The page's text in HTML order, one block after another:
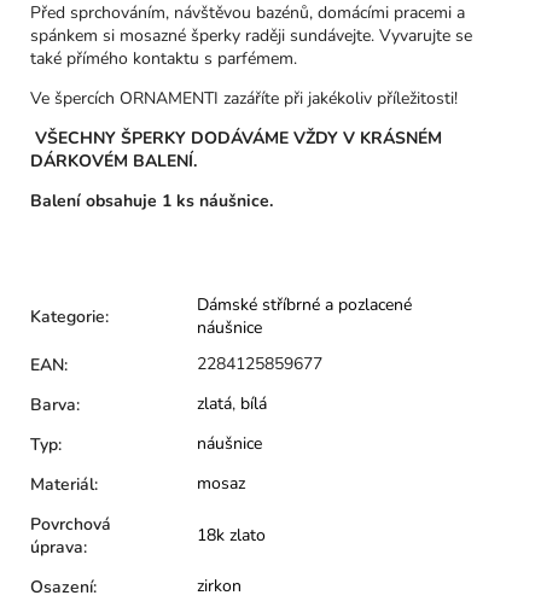
Před sprchováním, návštěvou bazénů, domácími pracemi a
spánkem si mosazné šperky raději sundávejte. Vyvarujte se
také přímého kontaktu s parfémem.
Ve špercích ORNAMENTI zazáříte při jakékoliv příležitosti!
VŠECHNY ŠPERKY DODÁVÁME VŽDY V KRÁSNÉM
DÁRKOVÉM BALENÍ.
Balení obsahuje 1 ks náušnice.
Kategorie:
Dámské stříbrné a pozlacené
náušnice
EAN:
2284125859677
Barva: zlatá, bílá
Typ:
náušnice
Materiál:
mosaz
Povrchová
úprava:
18k zlato
Osazení: zirkon